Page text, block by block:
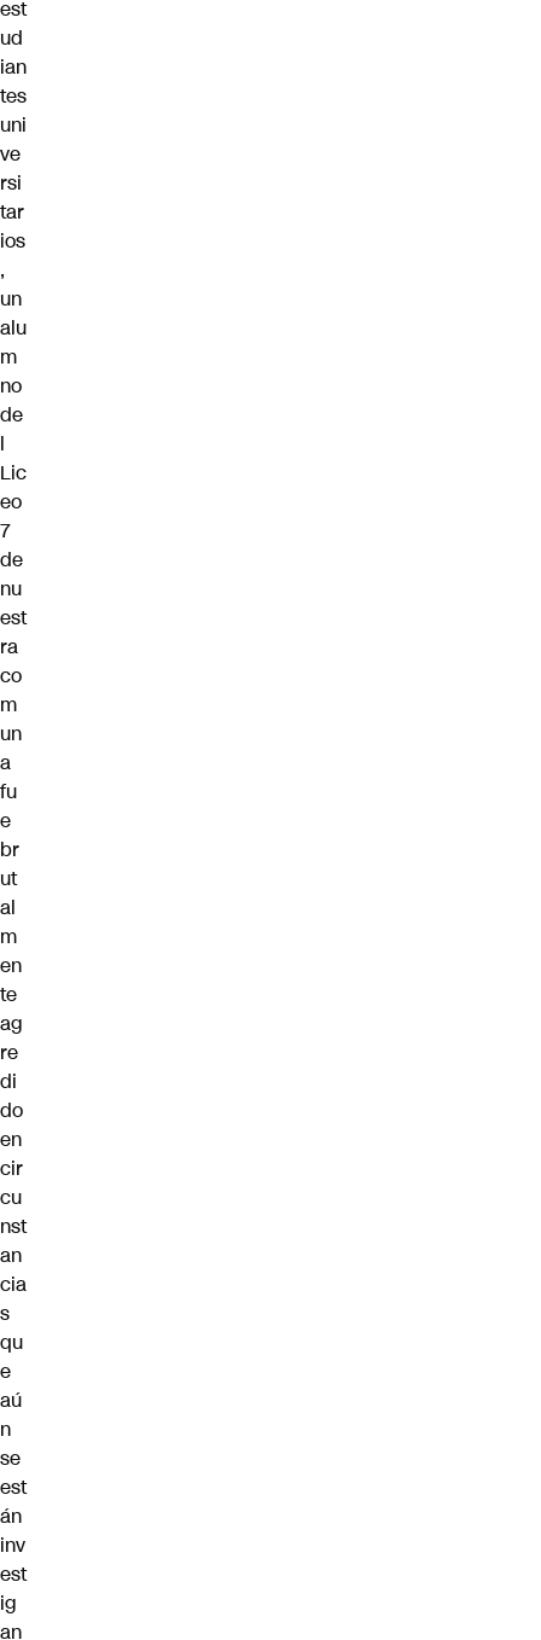
est
ud
ian
tes
uni
ve
rsi
tar
ios
,
un
alu
m
no
de
l
Lic
eo
7
de
nu
est
ra
co
m
un
a
fu
e
br
ut
al
m
en
te
ag
re
di
do
en
cir
cu
nst
an
cia
s
qu
e
aú
n
se
est
án
inv
est
ig
an